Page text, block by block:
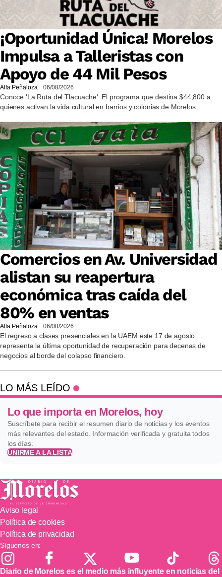
¡Oportunidad Única! Morelos
Impulsa a Talleristas con
Apoyo de 44 Mil Pesos
Alfa Peñaloza 06/08/2026
Conoce 'La Ruta del Tlacuache': El programa que destina $44,800 a
quienes activan la vida cultural en barrios y colonias de Morelos
Comercios en Av. Universidad
alistan su reapertura
económica tras caída del
80% en ventas
Alfa Peñaloza 06/08/2026
El regreso a clases presenciales en la UAEM este 17 de agosto
representa la última oportunidad de recuperación para decenas de
negocios al borde del colapso financiero.
LO MÁS LEÍDO
Lo que importa en Morelos, hoy
Suscríbete para recibir el resumen diario de noticias y los eventos
más relevantes del estado. Información verificada y gratuita todos
los días.
UNIRME A LA LISTA
Aviso legal
Política de cookies
Política de privacidad
Síguenos en:
Diario de Morelos es el medio más influyente en noticias del